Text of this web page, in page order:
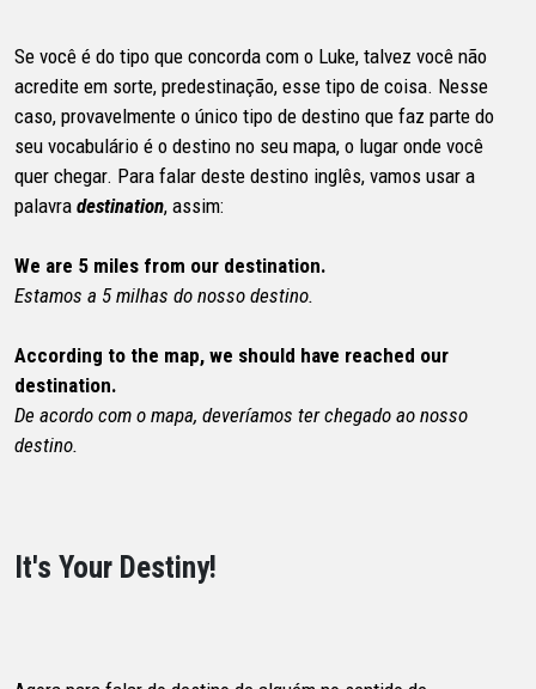
Se você é do tipo que concorda com o Luke, talvez você não
acredite em sorte, predestinação, esse tipo de coisa. Nesse
caso, provavelmente o único tipo de destino que faz parte do
seu vocabulário é o destino no seu mapa, o lugar onde você
quer chegar. Para falar deste destino inglês, vamos usar a
palavra destination, assim:
We are 5 miles from our destination.
Estamos a 5 milhas do nosso destino.
According to the map, we should have reached our
destination.
De acordo com o mapa, deveríamos ter chegado ao nosso
destino.
It's Your Destiny!